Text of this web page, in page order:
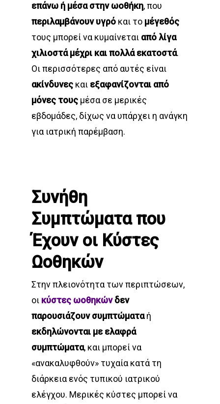
επάνω ή μέσα στην ωοθήκη, που
περιλαμβάνουν υγρό και το μέγεθός
τους μπορεί να κυμαίνεται από λίγα
χιλιοστά μέχρι και πολλά εκατοστά.
Οι περισσότερες από αυτές είναι
ακίνδυνες και εξαφανίζονται από
μόνες τους μέσα σε μερικές
εβδομάδες, δίχως να υπάρχει η ανάγκη
για ιατρική παρέμβαση.
Συνήθη
Συμπτώματα που
Έχουν οι Κύστες
Ωοθηκών
Στην πλειονότητα των περιπτώσεων,
οι κύστες ωοθηκών δεν
παρουσιάζουν συμπτώματαή
εκδηλώνονται με ελαφρά
συμπτώματα, και μπορεί να
«ανακαλυφθούν» τυχαία κατά τη
διάρκεια ενός τυπικού ιατρικού
ελέγχου. Μερικές κύστες μπορεί να